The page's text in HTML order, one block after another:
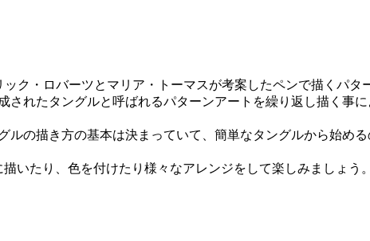
ク・ロバーツとマリア・トーマスが考案したペンで描くパタ
れたタングルと呼ばれるパターンアートを繰り返し描く事
の描き方の基本は決まっていて、簡単なタングルから始め
たり、色を付けたり様々なアレンジをして楽しみましょう